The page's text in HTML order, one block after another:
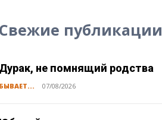
Свежие публикации
Дурак, не помнящий родства
БЫВАЕТ... 07/08/2026